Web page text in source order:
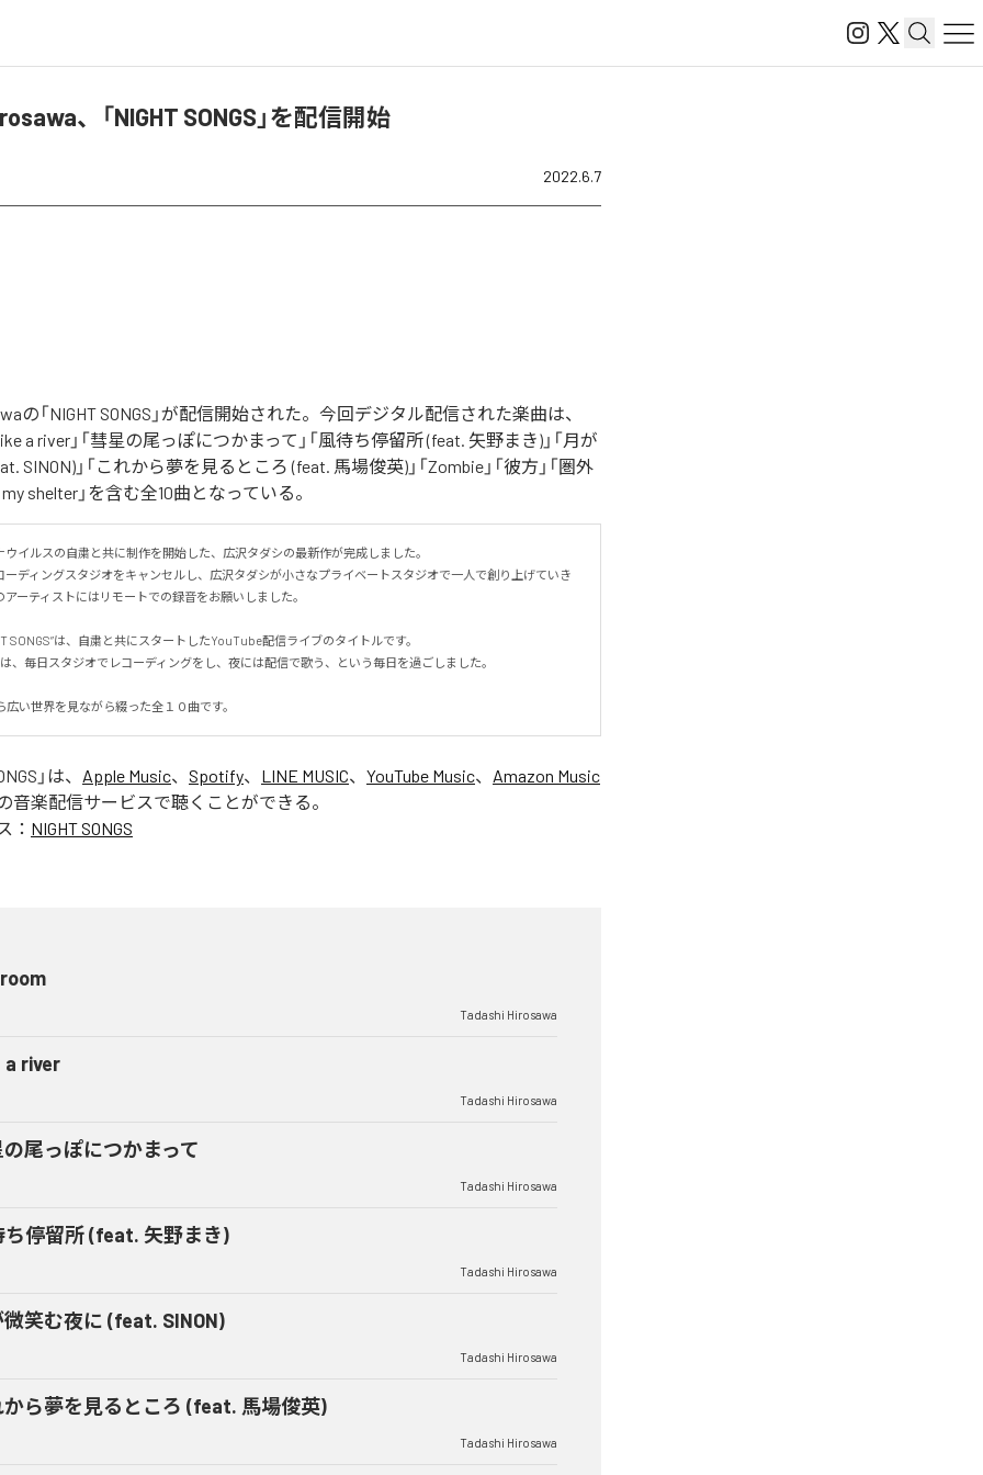
、「NIGHT SONGS」を配信開始
2022.6.7
の「NIGHT SONGS」が配信開始された。今回デジタル配信された楽曲は、
a river」「彗星の尾っぽにつかまって」「風待ち停留所 (feat. 矢野まき)」「月が
SINON)」「これから夢を見るところ (feat. 馬場俊英)」「Zombie」「彼方」「圏外
my shelter」を含む全10曲となっている。
ウイルスの自粛と共に制作を開始した、広沢タダシの最新作が完成しました。
ーディングスタジオをキャンセルし、広沢タダシが小さなプライベートスタジオで一人で創り上げていき
ーティストにはリモートでの録音をお願いしました。
SONGS”は、自粛と共にスタートしたYouTube配信ライブのタイトルです。
、毎日スタジオでレコーディングをし、夜には配信で歌う、という毎日を過ごしました。
広い世界を見ながら綴った全１０曲です。
」は、 Apple Music、 Spotify、 LINE MUSIC、 YouTube Music、 Amazon Music
音楽配信サービスで聴くことができる。
： NIGHT SONGS
Tadashi Hirosawa
a river
Tadashi Hirosawa
尾っぽにつかまって
Tadashi Hirosawa
ち停留所 (feat. 矢野まき)
Tadashi Hirosawa
笑む夜に (feat. SINON)
Tadashi Hirosawa
から夢を見るところ (feat. 馬場俊英)
Tadashi Hirosawa